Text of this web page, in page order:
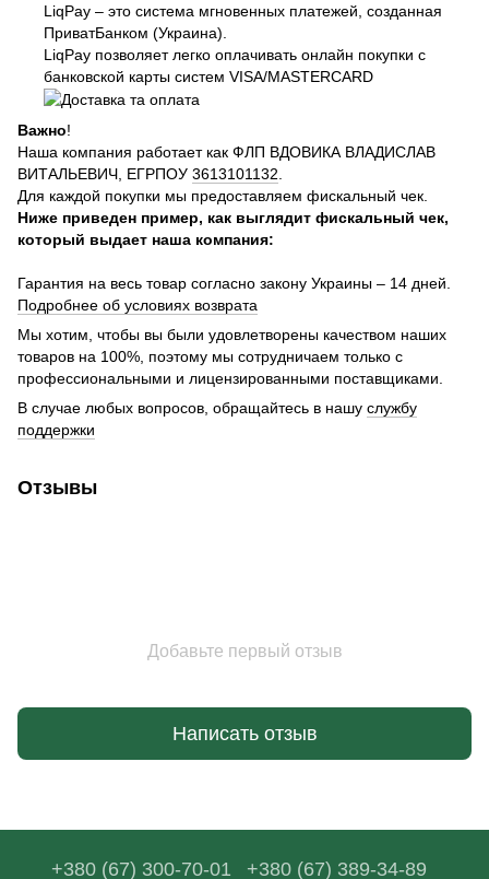
LiqPay – это система мгновенных платежей, созданная
ПриватБанком (Украина).
LiqPay позволяет легко оплачивать онлайн покупки с
банковской карты систем VISA/MASTERCARD
Важно!
Наша компания работает как ФЛП ВДОВИКА ВЛАДИСЛАВ
ВИТАЛЬЕВИЧ, ЕГРПОУ 3613101132.
Для каждой покупки мы предоставляем фискальный чек.
Ниже приведен пример, как выглядит фискальный чек,
который выдает наша компания:
Гарантия на весь товар согласно закону Украины – 14 дней.
Подробнее об условиях возврата
Мы хотим, чтобы вы были удовлетворены качеством наших
товаров на 100%, поэтому мы сотрудничаем только с
профессиональными и лицензированными поставщиками.
В случае любых вопросов, обращайтесь в нашу службу
поддержки
Отзывы
Добавьте первый отзыв
Написать отзыв
+380 (67) 300-70-01
+380 (67) 389-34-89